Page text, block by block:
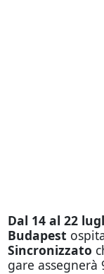
Dal 14 al 22
Budapest
Sincronizzato
gare